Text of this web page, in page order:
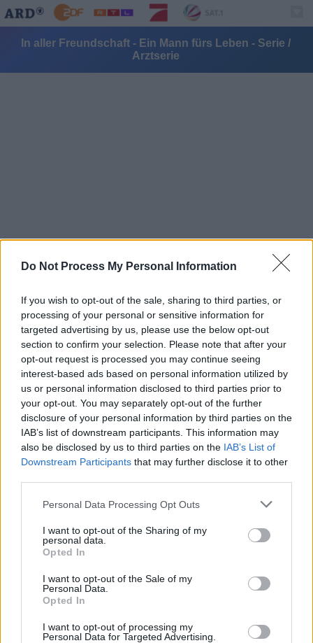
Do Not Process My Personal Information
If you wish to opt-out of the sale, sharing to third parties, or
processing of your personal or sensitive information for
targeted advertising by us, please use the below opt-out
section to confirm your selection. Please note that after your
opt-out request is processed you may continue seeing
interest-based ads based on personal information utilized by
us or personal information disclosed to third parties prior to
your opt-out. You may separately opt-out of the further
disclosure of your personal information by third parties on the
IAB’s list of downstream participants. This information may
also be disclosed by us to third parties on the IAB’s List of
Downstream Participants that may further disclose it to other
Personal Data Processing Opt Outs
I want to opt-out of the Sharing of my
personal data.
Opted In
I want to opt-out of the Sale of my
Personal Data.
Opted In
I want to opt-out of processing my
Personal Data for Targeted Advertising.
In aller Freundschaft - Ein Mann fürs Leben - Serie /
Arztserie
Ein Mann fürs Leben (
Folge 26 Staffel 7
Arztserie
Details